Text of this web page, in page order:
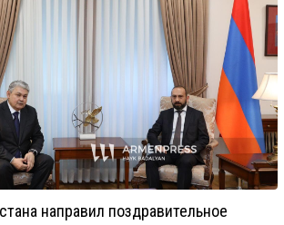
направил поздравительное